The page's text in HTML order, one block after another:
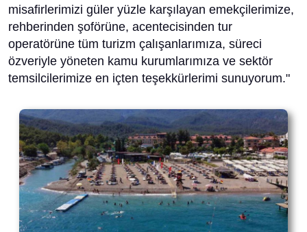
misafirlerimizi güler yüzle karşılayan emekçilerimize,
rehberinden şoförüne, acentecisinden tur
operatörüne tüm turizm çalışanlarımıza, süreci
özveriyle yöneten kamu kurumlarımıza ve sektör
temsilcilerimize en içten teşekkürlerimi sunuyorum."